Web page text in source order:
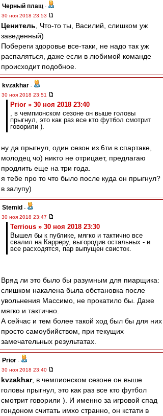
Черный плащ -
30 ноя 2018 23:53
Ценитель , Что-то ты, Василий, слишком уж
заведенный)
Побереги здоровье все-таки, не надо так уж
распаляться, даже если в любимой команде
происходит подобное.
kvzakhar -
30 ноя 2018 23:51
Prior » 30 ноя 2018 23:40
, в чемпионском сезоне он выше головы
прыгнул, это как раз все кто футбол смотрит
говорили ).
ну да прыгнул, один сезон из 6ти в спартаке,
молодец чо) никто не отрицает, предлагаю
продлить еще на три года.
я тебе про то что было после куда он прыгнул?
в залупу)
Stemid -
30 ноя 2018 23:47
Terrious » 30 ноя 2018 23:30
Вышел бы к публике, мягко и тактично все
свалил на Карреру, выгородив остальных - и
все расходятся, пар выпущен свисток.
Вряд ли это было бы разумным для пиарщика:
слишком накалена была обстановка после
увольнения Массимо, не прокатило бы. Даже
мягко и тактично.
А сейчас и тем более такой ход был бы для них
просто самоубийством, при текущих
замечательных результатах.
Prior -
30 ноя 2018 23:40
kvzakhar, в чемпионском сезоне он выше
головы прыгнул, это как раз все кто футбол
смотрит говорили ). И именно за игровой спад
гондоном считать имхо странно, он кстати в